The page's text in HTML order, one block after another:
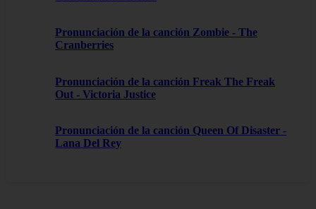
Pronunciación de la canción Zombie - The
Cranberries
Pronunciación de la canción Freak The Freak
Out - Victoria Justice
Pronunciación de la canción Queen Of Disaster -
Lana Del Rey